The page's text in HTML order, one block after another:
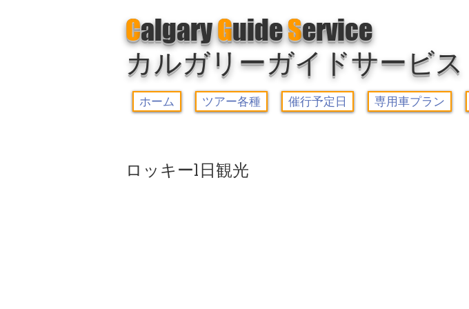
CalgaryGuideService
カルガリーガイドサービス
ホーム ツアー各種 催行予定日 専用車プラン
ロッキー1日観光